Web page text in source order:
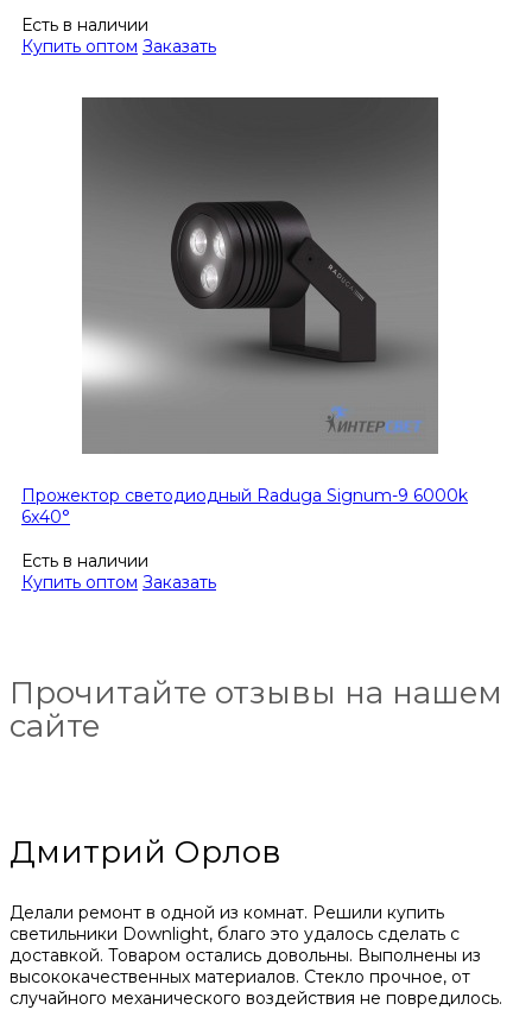
Есть в наличии
Купить оптом Заказать
Прожектор светодиодный Raduga Signum-9 6000k
6x40°
Есть в наличии
Купить оптом Заказать
Прочитайте отзывы на нашем
сайте
Дмитрий Орлов
Делали ремонт в одной из комнат. Решили купить
светильники Downlight, благо это удалось сделать с
доставкой. Товаром остались довольны. Выполнены из
высококачественных материалов. Стекло прочное, от
случайного механического воздействия не повредилось.